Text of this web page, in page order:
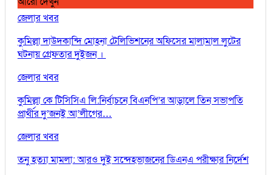
জেলার খবর
কুমিল্লা দাউদকান্দি মোহনা টেলিভিশনের অফিসের মালামাল লুটের
ঘটনায় গ্রেফতার দুইজন ।
জেলার খবর
কুমিল্লা কে টিসিসিএ লি:নির্বাচনে বিএনপি’র আড়ালে তিন সভাপতি
প্রার্থীর দু’জনই আ’লীগের…
জেলার খবর
তনু হত্যা মামলা: আরও দুই সন্দেহভাজনের ডিএনএ পরীক্ষার নির্দেশ